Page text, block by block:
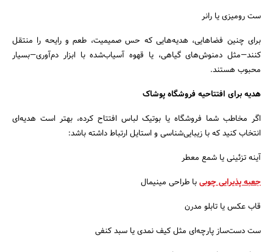
ست رومیزی یا رانر
برای چنین فضاهایی، هدیه‌هایی که حس صمیمیت، طعم و رایحه را منتقل
کنند—مثل دمنوش‌های گیاهی، یا قهوه آسیاب‌شده با ابزار دم‌آوری—بسیار
محبوب هستند.
هدیه برای افتتاحیه فروشگاه پوشاک
اگر مخاطب شما فروشگاه یا بوتیک لباس افتتاح کرده، بهتر است هدیه‌ای
انتخاب کنید که با زیبایی‌شناسی و استایل ارتباط داشته باشد:
آینه تزئینی یا شمع‌ معطر
جعبه پذیرایی چوبیبا طراحی مینیمال
قاب عکس یا تابلو مدرن
ست دست‌ساز پارچه‌ای مثل کیف نمدی یا سبد کنفی